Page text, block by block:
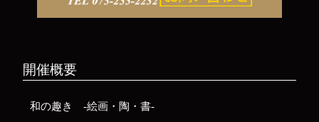
開催概要
和の趣き -絵画・陶・書-